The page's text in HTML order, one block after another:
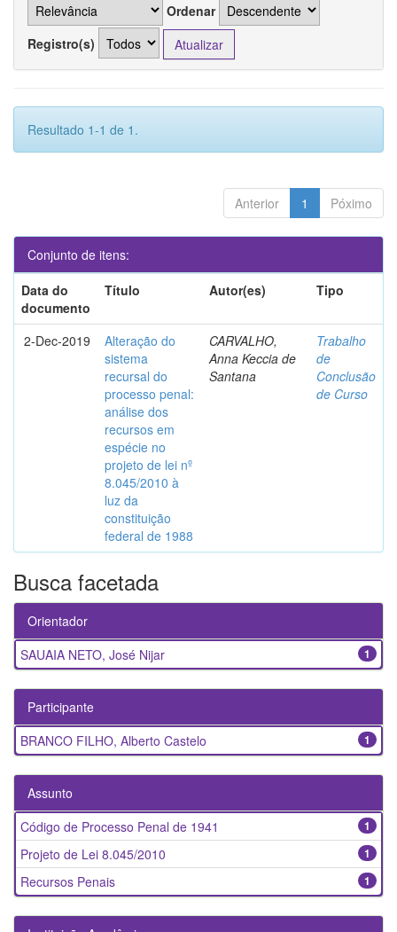
Ordenar
Registro(s)
Resultado 1-1 de 1.
Anterior 1 Póximo
Conjunto de itens:
Data do
documento
Título Autor(es) Tipo
2-Dec-2019
Alteração do
sistema
recursal do
processo penal:
análise dos
recursos em
espécie no
projeto de lei nº
8.045/2010 à
luz da
constituição
federal de 1988
CARVALHO,
Anna Keccia de
Santana
Trabalho
de
Conclusão
de Curso
Busca facetada
Orientador
1
SAUAIA NETO, José Nijar
Participante
1
BRANCO FILHO, Alberto Castelo
Assunto
1
Código de Processo Penal de 1941
1
Projeto de Lei 8.045/2010
1
Recursos Penais